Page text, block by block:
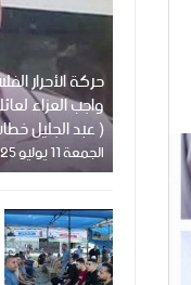
حركة الأحرار
واجب العزاء
( عبد الجليل
الجمعة 11 يوليو 2025